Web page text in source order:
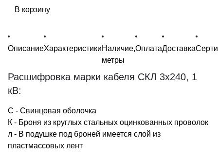
В корзину
ОписаниеХарактеристикиНаличие,
метры
ОплатаДоставка
Расшифровка марки кабеля СКЛ 3х240, 1
кВ:
С - Свинцовая оболочка
К - Броня из круглых стальных оцинкованных проволок
л - В подушке под броней имеется слой из
пластмассовых лент